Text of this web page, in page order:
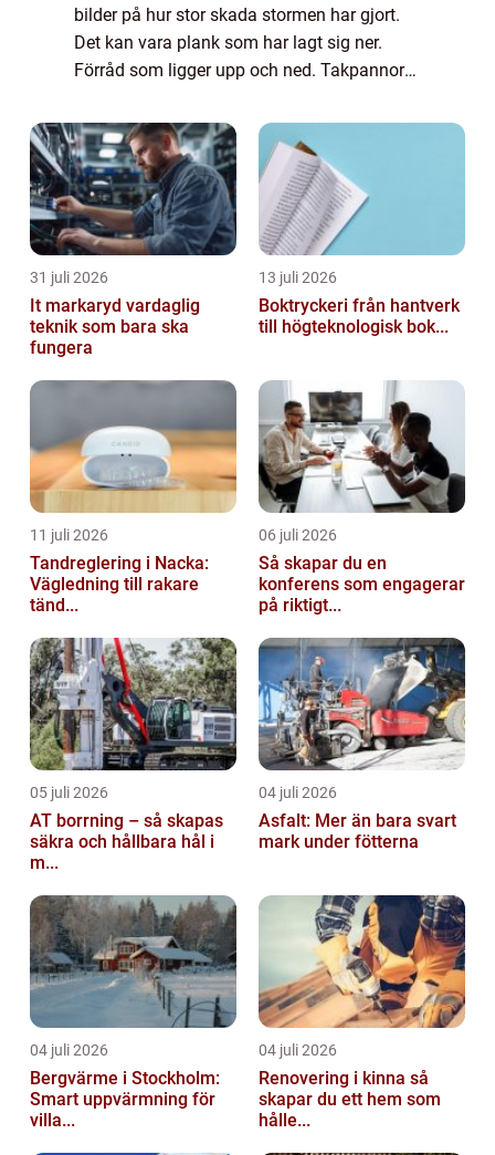
bilder på hur stor skada stormen har gjort.
Det kan vara plank som har lagt sig ner.
Förråd som ligger upp och ned. Takpannor
ännu värre saker som att bilar hänger up...
31 juli 2026
It markaryd vardaglig
teknik som bara ska
fungera
13 juli 2026
Boktryckeri från hantverk
till högteknologisk bok...
11 juli 2026
Tandreglering i Nacka:
Vägledning till rakare
tänd...
06 juli 2026
Så skapar du en
konferens som engagerar
på riktigt...
05 juli 2026
AT borrning – så skapas
säkra och hållbara hål i
m...
04 juli 2026
Asfalt: Mer än bara svart
mark under fötterna
04 juli 2026
Bergvärme i Stockholm:
Smart uppvärmning för
villa...
04 juli 2026
Renovering i kinna så
skapar du ett hem som
hålle...